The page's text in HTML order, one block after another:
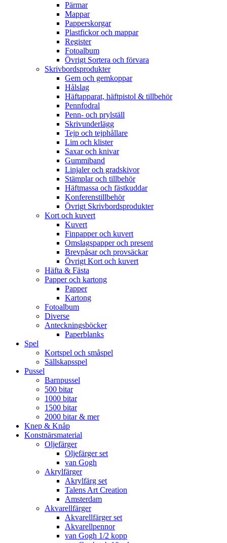
Pärmar
Mappar
Papperskorgar
Plastfickor och mappar
Register
Fotoalbum
Övrigt Sortera och förvara
Skrivbordsprodukter
Gem och gemkoppar
Hålslag
Häftapparat, häftpistol & tillbehör
Pennfodral
Penn- och prylställ
Skrivunderlägg
Tejp och tejphållare
Lim och klister
Saxar och knivar
Gummiband
Linjaler och gradskivor
Stämplar och tillbehör
Häftmassa och fästkuddar
Konferenstillbehör
Övrigt Skrivbordsprodukter
Kort och kuvert
Kuvert
Finpapper och kuvert
Omslagspapper och present
Brevpåsar och provsäckar
Övrigt Kort och kuvert
Häfta & Fästa
Papper och kartong
Papper
Kartong
Fotoalbum
Diverse
Anteckningsböcker
Paperblanks
Spel
Kortspel och småspel
Sällskapsspel
Pussel
Barnpussel
500 bitar
1000 bitar
1500 bitar
2000 bitar & mer
Knep & Knåp
Konstnärsmaterial
Oljefärger
Oljefärger set
van Gogh
Akrylfärger
Akrylfärg set
Talens Art Creation
Amsterdam
Akvarellfärger
Akvarellfärger set
Akvarellpennor
van Gogh 1/2 kopp